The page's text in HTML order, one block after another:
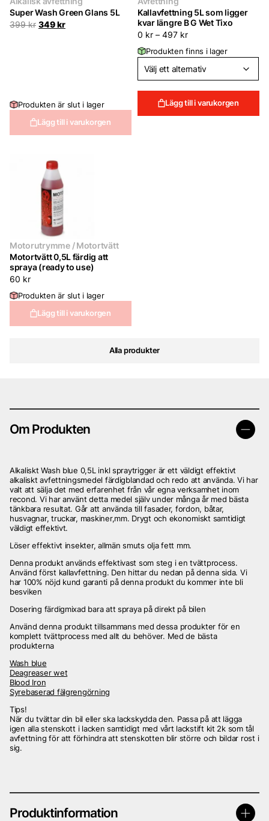
Alla produkter
Super Wash Green Glans 5L
399kr Det
349krDet
Produkten är slut i lager
Lägg till i varukorgen
Kallavfettning 5L som ligger
kvar längre B G Wet Tixo
0 kr – 497 kr
Produkten finns i lager
Lägg till i varukorgen
Motorutrymme / Motortvätt
Motortvätt 0,5L färdig att
spraya (ready to use)
60 kr
Produkten är slut i lager
Lägg till i varukorgen
Om Produkten
Alkaliskt Wash blue 0,5L inkl spraytrigger är ett väldigt effektivt
alkaliskt avfettningsmedel färdigblandad och redo att använda. Vi har
valt att sälja det med erfarenhet från vår egna verksamhet inom
recond. Vi har använt detta medel själv under många år med bästa
tänkbara resultat. Går att använda till fasader, fordon, båtar,
husvagnar, truckar, maskiner,mm. Drygt och ekonomiskt samtidigt
väldigt effektivt.
Löser effektivt insekter, allmän smuts olja fett mm.
Denna produkt används effektivast som steg i en tvättprocess.
Använd först kallavfettning. Den hittar du nedan på denna sida. Vi
har 100% nöjd kund garanti på denna produkt du kommer inte bli
besviken
Dosering färdigmixad bara att spraya på direkt på bilen
Använd denna produkt tillsammans med dessa produkter för en
komplett tvättprocess med allt du behöver. Med de bästa
produkterna
Wash blue
Deagreaser wet
Blood Iron
Syrebaserad fälgrengörning
Tips!
När du tvättar din bil eller ska lackskydda den. Passa på att lägga
igen alla stenskott i lacken samtidigt med vårt lackstift kit 2k som tål
avfettning för att förhindra att stenskotten blir större och bildar rost i
sig.
Produktinformation